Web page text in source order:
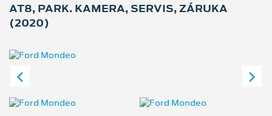
AT8, PARK. KAMERA, SERVIS, ZÁRUKA
(2020)